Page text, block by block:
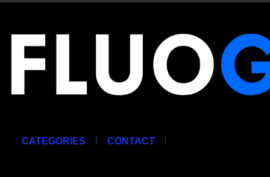
CATEGORIES | CONTACT |